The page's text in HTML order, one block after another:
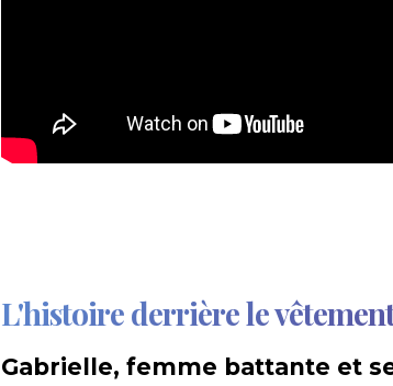
L'histoire derrière le
Gabrielle, femme battante et